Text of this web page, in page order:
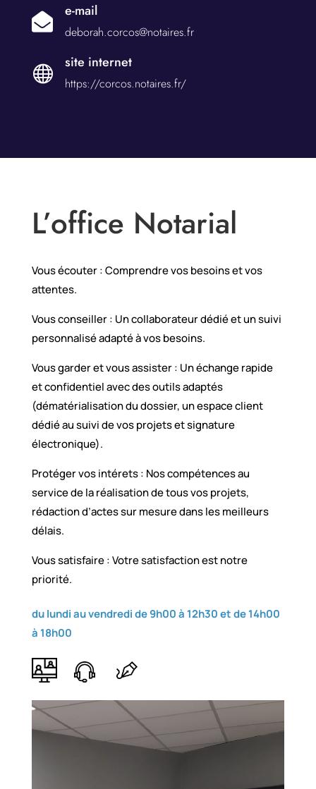

e-mail
deborah.corcos@notaires.fr

site internet
https://corcos.notaires.fr/
L’office Notarial
Vous écouter : Comprendre vos besoins et vos
attentes.
Vous conseiller : Un collaborateur dédié et un suivi
personnalisé adapté à vos besoins.
Vous garder et vous assister : Un échange rapide
et confidentiel avec des outils adaptés
(dématérialisation du dossier, un espace client
dédié au suivi de vos projets et signature
électronique).
Protéger vos intérets : Nos compétences au
service de la réalisation de tous vos projets,
rédaction d’actes sur mesure dans les meilleurs
délais.
Vous satisfaire : Votre satisfaction est notre
priorité.
du lundi au vendredi de 9h00 à 12h30 et de 14h00
à 18h00